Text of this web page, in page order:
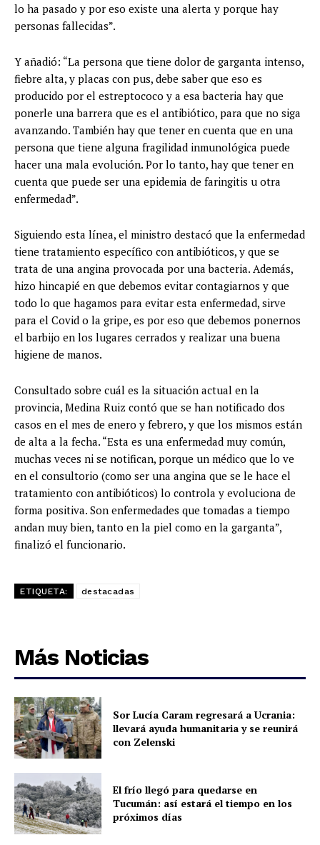
lo ha pasado y por eso existe una alerta y porque hay
personas fallecidas”.
Y añadió: “La persona que tiene dolor de garganta intenso,
fiebre alta, y placas con pus, debe saber que eso es
producido por el estreptococo y a esa bacteria hay que
ponerle una barrera que es el antibiótico, para que no siga
avanzando. También hay que tener en cuenta que en una
persona que tiene alguna fragilidad inmunológica puede
hacer una mala evolución. Por lo tanto, hay que tener en
cuenta que puede ser una epidemia de faringitis u otra
enfermedad”.
Siguiendo esta línea, el ministro destacó que la enfermedad
tiene tratamiento específico con antibióticos, y que se
trata de una angina provocada por una bacteria. Además,
hizo hincapié en que debemos evitar contagiarnos y que
todo lo que hagamos para evitar esta enfermedad, sirve
para el Covid o la gripe, es por eso que debemos ponernos
el barbijo en los lugares cerrados y realizar una buena
higiene de manos.
Consultado sobre cuál es la situación actual en la
provincia, Medina Ruiz contó que se han notificado dos
casos en el mes de enero y febrero, y que los mismos están
de alta a la fecha. “Esta es una enfermedad muy común,
muchas veces ni se notifican, porque un médico que lo ve
en el consultorio (como ser una angina que se le hace el
tratamiento con antibióticos) lo controla y evoluciona de
forma positiva. Son enfermedades que tomadas a tiempo
andan muy bien, tanto en la piel como en la garganta”,
finalizó el funcionario.
ETIQUETA: destacadas
Más Noticias
Sor Lucía Caram regresará a Ucrania:
llevará ayuda humanitaria y se reunirá
con Zelenski
El frío llegó para quedarse en
Tucumán: así estará el tiempo en los
próximos días